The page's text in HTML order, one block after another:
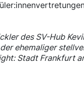
des SV-Hub
ehemaliger
Stadt Frankfurt